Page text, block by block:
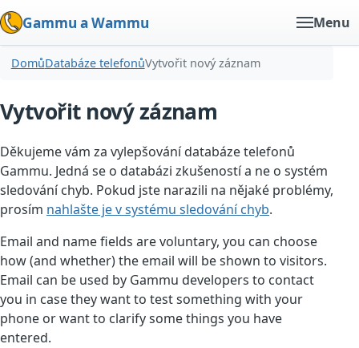
Gammu a Wammu Menu
DomůDatabáze telefonůVytvořit nový záznam
Vytvořit nový záznam
Děkujeme vám za vylepšování databáze telefonů
Gammu. Jedná se o databázi zkušeností a ne o systém
sledování chyb. Pokud jste narazili na nějaké problémy,
prosím nahlašte je v systému sledování chyb.
Email and name fields are voluntary, you can choose
how (and whether) the email will be shown to visitors.
Email can be used by Gammu developers to contact
you in case they want to test something with your
phone or want to clarify some things you have
entered.